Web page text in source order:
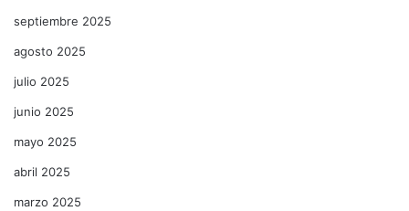
septiembre 2025
agosto 2025
julio 2025
junio 2025
mayo 2025
abril 2025
marzo 2025